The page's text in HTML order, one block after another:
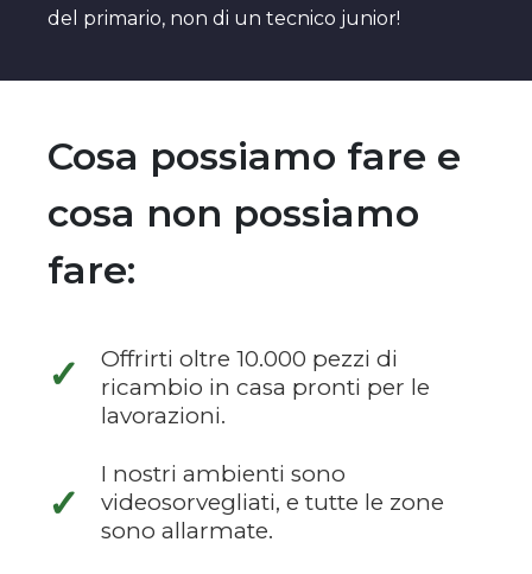
del primario, non di un tecnico junior!
Cosa possiamo fare e
cosa non possiamo
fare:
✓
Offrirti oltre 10.000 pezzi di
ricambio in casa pronti per le
lavorazioni.
✓
I nostri ambienti sono
videosorvegliati, e tutte le zone
sono allarmate.